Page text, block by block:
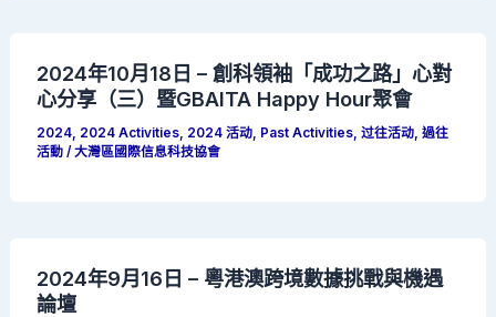
2024年10月18日 – 創科領袖「成功之路」心對
心分享（三）暨GBAITA Happy Hour聚會
2024, 2024 Activities, 2024 活动, Past Activities,过往活动,過往
活動 /大灣區國際信息科技協會
2024年9月16日 – 粵港澳跨境數據挑戰與機遇
論壇